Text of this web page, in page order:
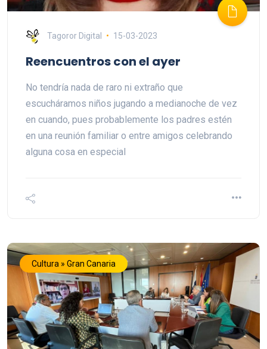
Tagoror Digital 15-03-2023
Reencuentros con el ayer
No tendría nada de raro ni extraño que
escucháramos niños jugando a medianoche de vez
en cuando, pues probablemente los padres estén
en una reunión familiar o entre amigos celebrando
alguna cosa en especial
Cultura » Gran Canaria